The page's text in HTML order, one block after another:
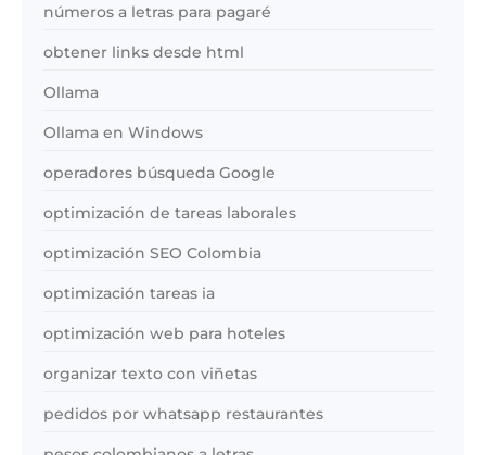
números a letras para pagaré
obtener links desde html
Ollama
Ollama en Windows
operadores búsqueda Google
optimización de tareas laborales
optimización SEO Colombia
optimización tareas ia
optimización web para hoteles
organizar texto con viñetas
pedidos por whatsapp restaurantes